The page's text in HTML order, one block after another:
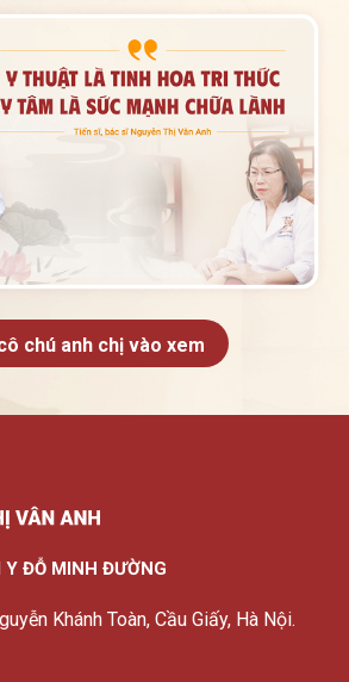
chú anh chị vào xem
ĐỖ MINH ĐƯỜNG
Khánh Toàn, Cầu Giấy, Hà Nội.